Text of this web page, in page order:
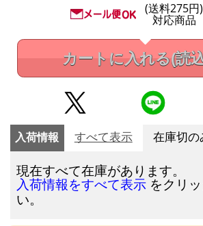
(送料275円)
対応商品
カートに入れる(読
入荷情報 すべて表示 在庫切の
現在すべて在庫があります。
入荷情報をすべて表示 をクリ
い。